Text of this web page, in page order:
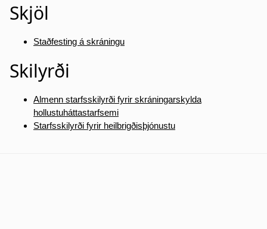
Skjöl
Staðfesting á skráningu
Skilyrði
Almenn starfsskilyrði fyrir skráningarskylda
hollustuháttastarfsemi
Starfsskilyrði fyrir heilbrigðisþjónustu